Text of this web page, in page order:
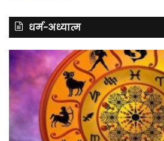
धर्म-अध्यात्म